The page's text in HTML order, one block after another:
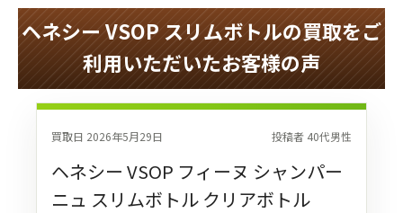
ヘネシー VSOP スリムボトルの買取をご
利用いただいたお客様の声
買取日 2026年5月29日 投稿者 40代男性
ヘネシー VSOP フィーヌ シャンパー
ニュ スリムボトル クリアボトル